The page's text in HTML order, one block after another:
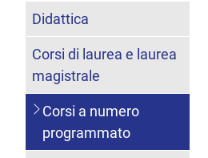
Didattica
Corsi di laurea e laurea
magistrale
Corsi a numero
programmato